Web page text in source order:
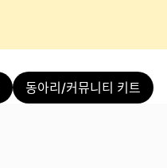
동아리/커뮤니티 키트